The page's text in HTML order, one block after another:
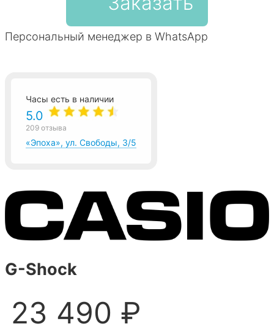
Персональный менеджер в WhatsApp
Часы есть в наличии
5.0
209 отзыва
«Эпоха», ул. Свободы, 3/5
G-Shock
23 490 ₽